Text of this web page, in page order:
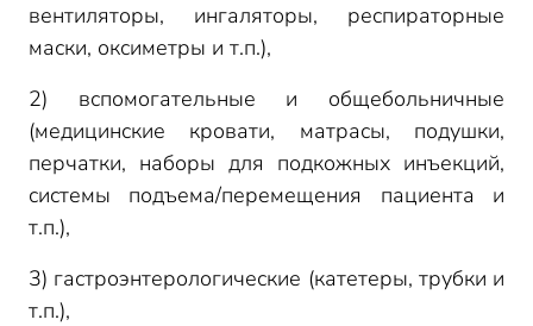
вентиляторы, ингаляторы, респираторные
маски, оксиметры и т.п.),
2) вспомогательные и общебольничные
(медицинские кровати, матрасы, подушки,
перчатки, наборы для подкожных инъекций,
системы подъема/перемещения пациента и
т.п.),
3) гастроэнтерологические (катетеры, трубки и
т.п.),